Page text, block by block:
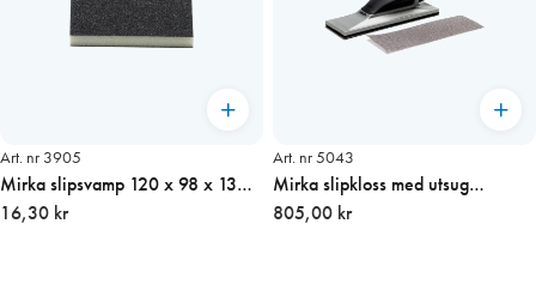
Art. nr 3905
Mirka slipsvamp 120 x 98 x 13
mm, medium/fin
16,30 kr
Art. nr 5043
Mirka slipkloss med utsug
70×198, för Abranet
805,00 kr